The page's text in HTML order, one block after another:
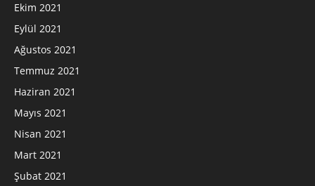
Ekim 2021
Eylül 2021
Ağustos 2021
Temmuz 2021
Haziran 2021
Mayıs 2021
Nisan 2021
Mart 2021
Şubat 2021